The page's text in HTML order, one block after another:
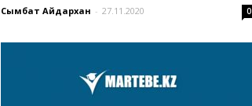
Сымбат Айдархан - 27.11.2020 0